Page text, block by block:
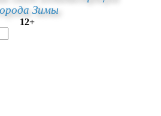
Зимы
12+